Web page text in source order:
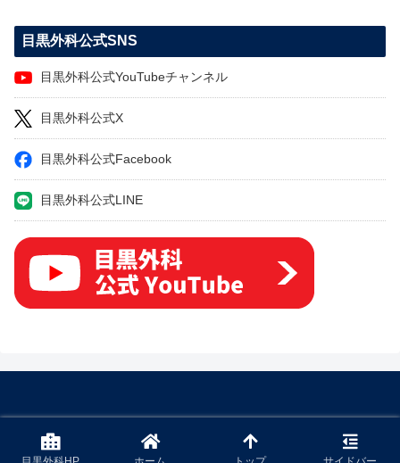
目黒外科公式SNS
目黒外科公式YouTubeチャンネル
目黒外科公式X
目黒外科公式Facebook
目黒外科公式LINE